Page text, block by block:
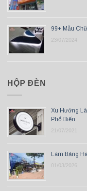
99+ Mẫu
23/07/2024
HỘP ĐÈN
Xu Hướng
Phổ Biến
21/07/2021
Làm Bảng
01/03/2026